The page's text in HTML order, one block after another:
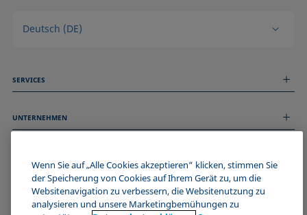
Deutsch (DE)
SERVICES
Technischer Service
UNTERNEHMEN
Stellenangebote
Events
Impressum
Datenschutzerklärung
WERDE TEIL DER KRÜSS COMMUNITY
Wenn Sie auf „Alle Cookies akzeptieren“ klicken, stimmen Sie
der Speicherung von Cookies auf Ihrem Gerät zu, um die
Websitenavigation zu verbessern, die Websitenutzung zu
analysieren und unsere Marketingbemühungen zu